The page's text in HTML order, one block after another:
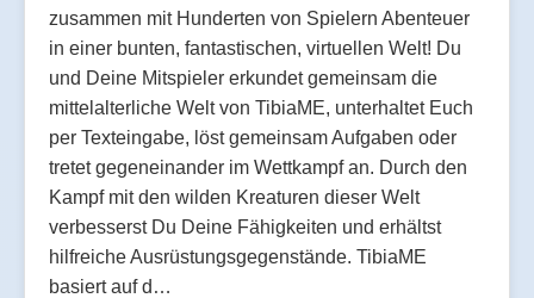
zusammen mit Hunderten von Spielern Abenteuer
in einer bunten, fantastischen, virtuellen Welt! Du
und Deine Mitspieler erkundet gemeinsam die
mittelalterliche Welt von TibiaME, unterhaltet Euch
per Texteingabe, löst gemeinsam Aufgaben oder
tretet gegeneinander im Wettkampf an. Durch den
Kampf mit den wilden Kreaturen dieser Welt
verbesserst Du Deine Fähigkeiten und erhältst
hilfreiche Ausrüstungsgegenstände. TibiaME
basiert auf d…